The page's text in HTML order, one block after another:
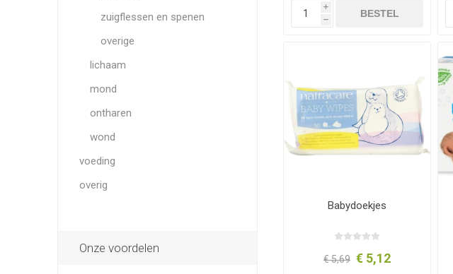
i
h
BESTEL
Babydoekjes
€ 5,69 € 5,12
zuigflessen en spenen
overige
lichaam
mond
ontharen
wond
voeding
overig
Onze voordelen